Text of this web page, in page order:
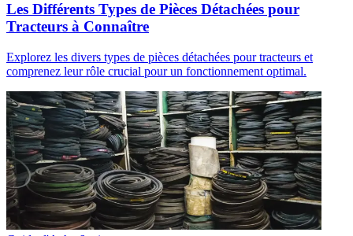
Les Différents Types de Pièces Détachées pour
Tracteurs à Connaître
Explorez les divers types de pièces détachées pour tracteurs et
comprenez leur rôle crucial pour un fonctionnement optimal.